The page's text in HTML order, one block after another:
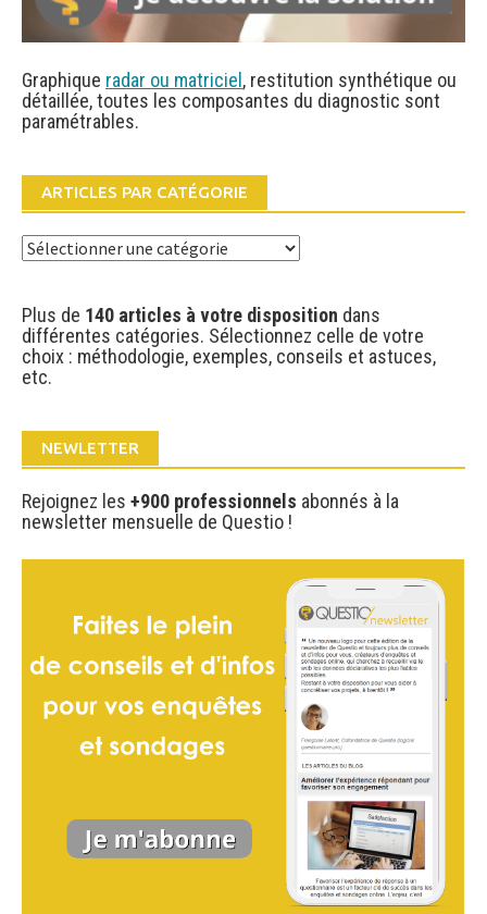
Graphique radar ou matriciel , restitution synthétique ou
détaillée, toutes les composantes du diagnostic sont
paramétrables.
ARTICLES PAR CATÉGORIE
Articles
Plus de 140 articles à votre disposition dans
différentes catégories. Sélectionnez celle de votre
choix : méthodologie, exemples, conseils et astuces,
etc.
NEWLETTER
Rejoignez les +900 professionnels abonnés à la
newsletter mensuelle de Questio !